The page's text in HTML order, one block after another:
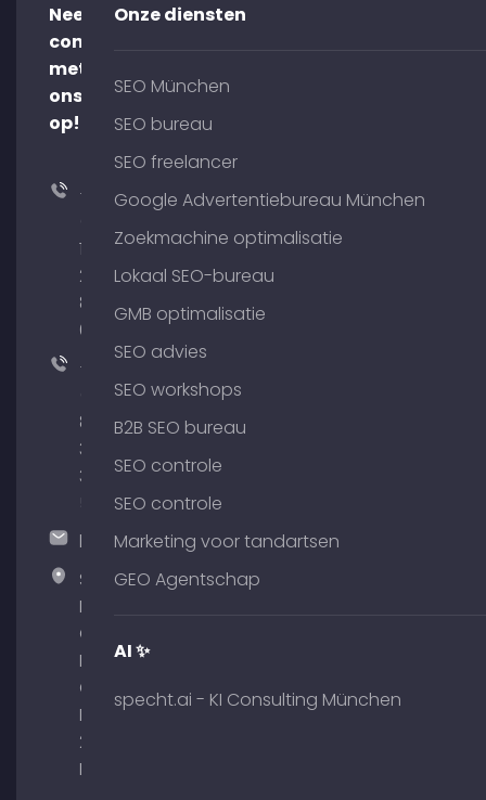
Neem
contact
met
ons
op!
+49
176
204
801
64
+49
89
380
375
hallo@timospecht.de
Specht
Marketing
GmbH –
Palais am
Obelisk
Briennerstr.
29 80333
München
Onze diensten
SEO München
SEO bureau
SEO freelancer
Google Advertentiebureau München
Zoekmachine optimalisatie
Lokaal SEO-bureau
GMB optimalisatie
SEO advies
SEO workshops
B2B SEO bureau
SEO controle
SEO controle
Marketing voor tandartsen
GEO Agentschap
AI ✨
specht.ai - KI Consulting München